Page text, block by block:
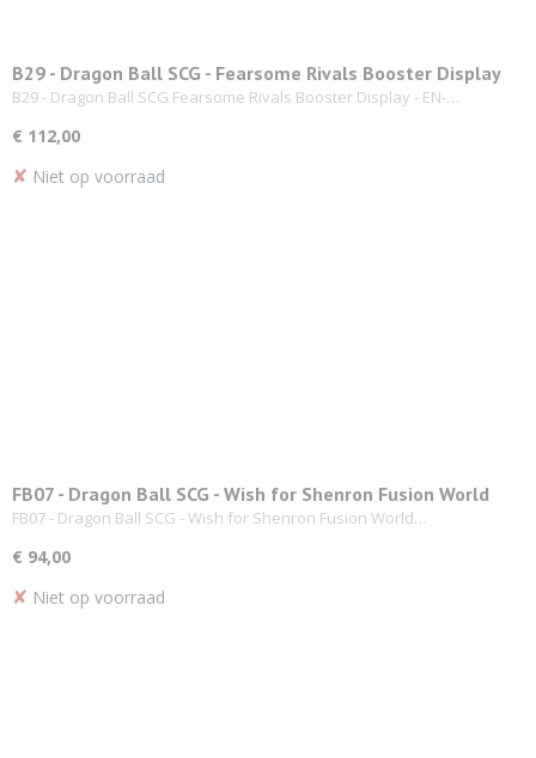
B29 - Dragon Ball SCG - Fearsome Rivals Booster Display
B29 - Dragon Ball SCG Fearsome Rivals Booster Display - EN-…
€ 112,00
✘ Niet op voorraad
FB07 - Dragon Ball SCG - Wish for Shenron Fusion World
Booster Display
FB07 - Dragon Ball SCG - Wish for Shenron Fusion World…
€ 94,00
✘ Niet op voorraad